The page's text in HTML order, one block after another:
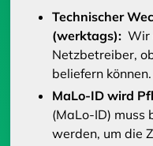
Technischer
(werktags):Wir
Netzbetreiber,
beliefern können.
MaLo-ID wird
(MaLo-ID) muss
werden, um die